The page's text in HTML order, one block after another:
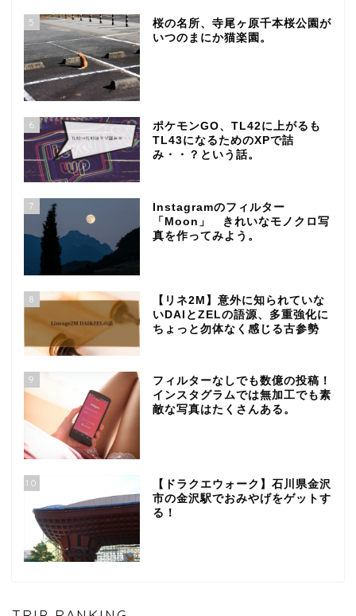
5
桜の名所、寺尾ヶ原千本桜公園が
いつのまにか猫楽園。
6
ポケモンGO、TL42に上がるも
TL43になるためのXPで詰
み・・？という話。
7
Instagramのフィルター
「Moon」 きれいなモノクロ写
真を作ってみよう。
8
【リネ2M】意外に知られていな
いDAIとZELの語源、多重強化に
ちょっと勿体なく感じる古参勢
9
フィルターなしでも数億の投稿！
インスタグラムでは無加工でも素
敵な写真はたくさんある。
10
【ドラクエウォーク】石川県金沢
市の金沢駅でおみやげをゲットす
る！